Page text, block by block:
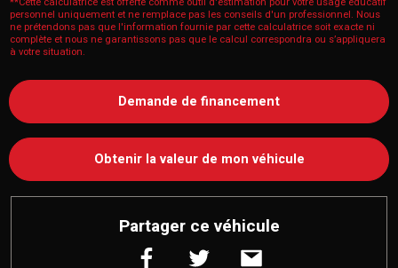
personnel uniquement et ne remplace pas les conseils d'un professionnel. Nous
ne prétendons pas que l'information fournie par cette calculatrice soit exacte ni
complète et nous ne garantissons pas que le calcul correspondra ou s’appliquera
à votre situation.
Demande de financement
Obtenir la valeur de mon véhicule
Partager ce véhicule